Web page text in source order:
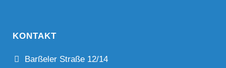
KONTAKT
Barßeler Straße 12/14